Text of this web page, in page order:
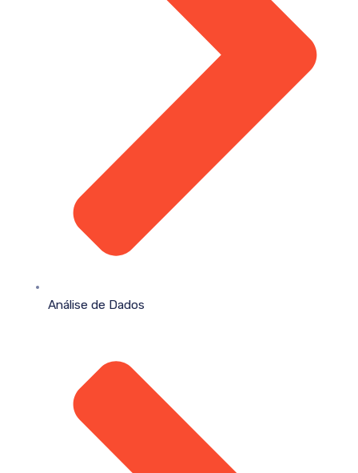
Análise de Dados